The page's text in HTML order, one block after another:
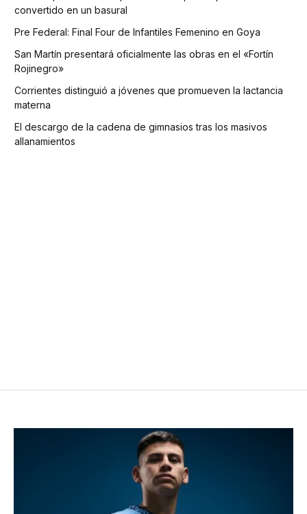
convertido en un basural
Pre Federal: Final Four de Infantiles Femenino en Goya
San Martín presentará oficialmente las obras en el «Fortín
Rojinegro»
Corrientes distinguió a jóvenes que promueven la lactancia
materna
El descargo de la cadena de gimnasios tras los masivos
allanamientos